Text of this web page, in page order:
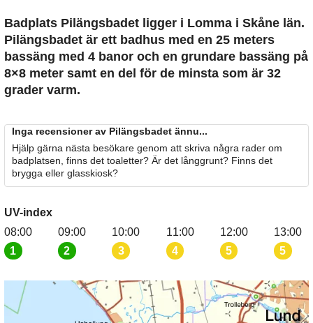
Badplats Pilängsbadet ligger i Lomma i Skåne län.
Pilängsbadet är ett badhus med en 25 meters
bassäng med 4 banor och en grundare bassäng på
8×8 meter samt en del för de minsta som är 32
grader varm.
Inga recensioner av Pilängsbadet ännu...
Hjälp gärna nästa besökare genom att skriva några rader om
badplatsen, finns det toaletter? Är det långgrunt? Finns det
brygga eller glasskiosk?
UV-index
08:00
1
09:00
2
10:00
3
11:00
4
12:00
5
13:00
5